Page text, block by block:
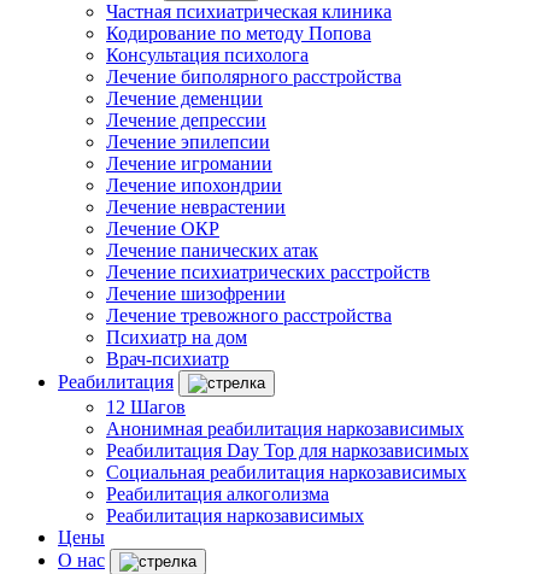
Частная психиатрическая клиника
Кодирование по методу Попова
Консультация психолога
Лечение биполярного расстройства
Лечение деменции
Лечение депрессии
Лечение эпилепсии
Лечение игромании
Лечение ипохондрии
Лечение неврастении
Лечение ОКР
Лечение панических атак
Лечение психиатрических расстройств
Лечение шизофрении
Лечение тревожного расстройства
Психиатр на дом
Врач-психиатр
Реабилитация
12 Шагов
Анонимная реабилитация наркозависимых
Реабилитация Day Top для наркозависимых
Социальная реабилитация наркозависимых
Реабилитация алкоголизма
Реабилитация наркозависимых
Цены
О нас